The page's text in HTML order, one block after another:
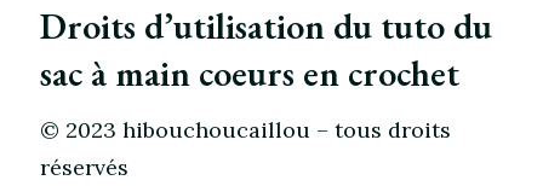
Droits d’utilisation du tuto du
sac à main coeurs en crochet
© 2023 hibouchoucaillou – tous droits
réservés